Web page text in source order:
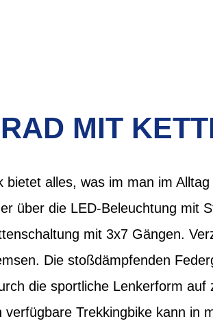
MIT
alles, was im man im
über die LED-Beleuchtung mit
mit 3x7 Gängen.
Die stoßdämpfenden
die sportliche Lenkerform auf
Trekkingbike kann in